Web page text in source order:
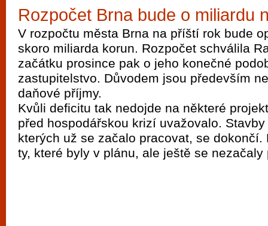
Rozpočet Brna bude o miliardu
V rozpočtu města Brna na příští rok bude
skoro miliarda korun. Rozpočet schválila
začátku prosince pak o jeho konečné
zastupitelstvo. Důvodem jsou především
daňové příjmy.
Kvůli deficitu tak nedojde na některé
před hospodářskou krizí uvažovalo.
kterých už se začalo pracovat, se dokončí.
ty, které byly v plánu, ale ještě se nezačaly
Průvodce
Brně: Od
automaty
Brno je
restaurace,
Mimo jiné je ale také místem, kde si
vyzkoušet různé kasinové hry. V
metropoli naleznete širokou nabídku her